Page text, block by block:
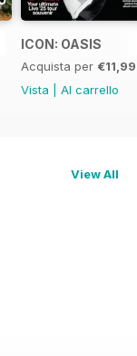
ICON: OASIS
Acquista per €11,99
Vista
Al carrello
View All